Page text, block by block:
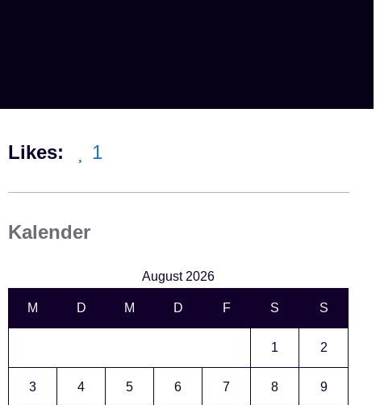
Likes: 1
Kalender
August 2026
M D M D F S S
1 2
3 4 5 6 7 8 9